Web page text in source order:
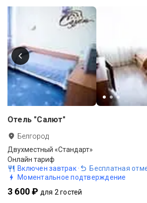
Отель "Салют"
Белгород
Двухместный «Стандарт»
Онлайн тариф
Включен завтрак·
Бесплатная
Моментальное подтверждение
3 600 ₽ для 2 гостей